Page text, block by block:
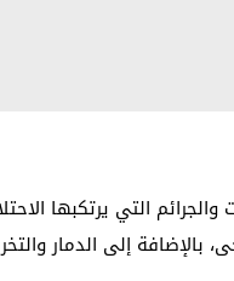
والجرائم التي
إلى الدمار